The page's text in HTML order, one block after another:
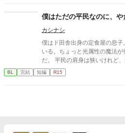
見つけた王子の側には可憐な女
人がキスをしている。 その瞬
無理だ。俺がスイッチが切れた
の時だった。前にいる彼から
いたのは。 ⚪︎佐藤玲央……微笑みの王子と呼ばれ、常に笑顔を絶
やさない。物腰柔らかな姿勢
スに馴染めず誰とも話さない
僕はただの平民なのに、
カシナシ
僕はド田舎出身の定食屋の息
いる。ちょっと光属性の魔法
だ。 平民の肩身は狭いけれど
所。 真面目に勉強をしているだけなのに、何故か公爵令嬢に目を
つけられてしまったようでーー？
BL 完結 短編 R15